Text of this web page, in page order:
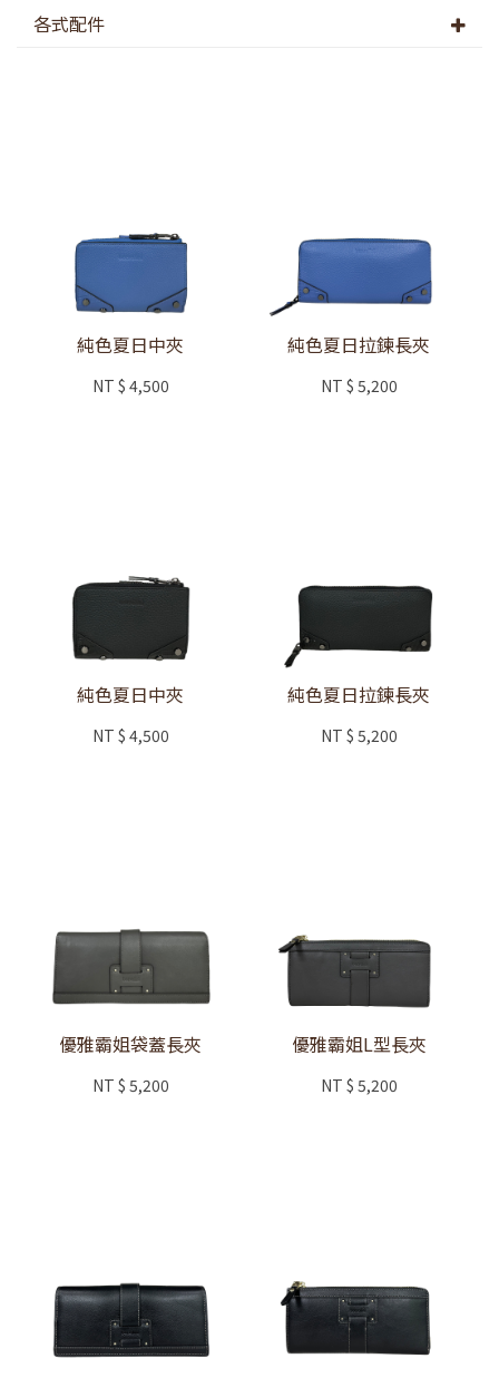
各式配件
純色夏日中夾
NT $ 4,500
純色夏日拉鍊長夾
NT $ 5,200
純色夏日中夾
NT $ 4,500
純色夏日拉鍊長夾
NT $ 5,200
優雅霸姐袋蓋長夾
NT $ 5,200
優雅霸姐L型長夾
NT $ 5,200